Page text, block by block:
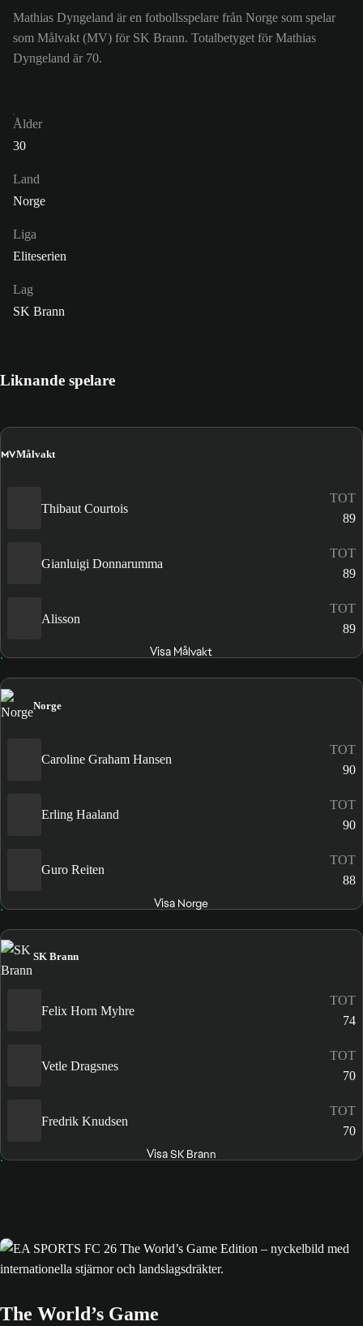
Mathias Dyngeland är en fotbollsspelare från Norge som spelar
som Målvakt (MV) för SK Brann. Totalbetyget för Mathias
Dyngeland är 70.
Ålder
30
Land
Norge
Liga
Eliteserien
Lag
SK Brann
Liknande spelare
MVMålvakt
Thibaut Courtois
TOT
89
Gianluigi Donnarumma
TOT
89
Alisson
TOT
89
Visa Målvakt
Norge
Caroline Graham Hansen
TOT
90
Erling Haaland
TOT
90
Guro Reiten
TOT
88
Visa Norge
SK Brann
Felix Horn Myhre
TOT
74
Vetle Dragsnes
TOT
70
Fredrik Knudsen
TOT
70
Visa SK Brann
The World’s Game